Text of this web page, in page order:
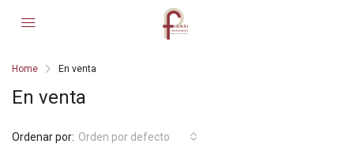
Home En venta
En venta
Ordenar por: Orden por defecto